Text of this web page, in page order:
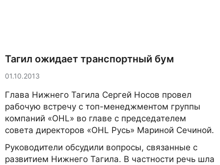
Тагил ожидает транспортный бум
01.10.2013
Глава Нижнего Тагила Сергей Носов провел
рабочую встречу с топ-менеджментом группы
компаний «OHL» во главе с председателем
совета директоров «OHL Русь» Мариной Сечиной.
Руководители обсудили вопросы, связанные с
развитием Нижнего Тагила. В частности речь шла